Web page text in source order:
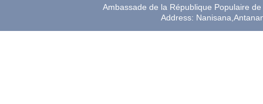
Ambassade de la République Populaire
Address: